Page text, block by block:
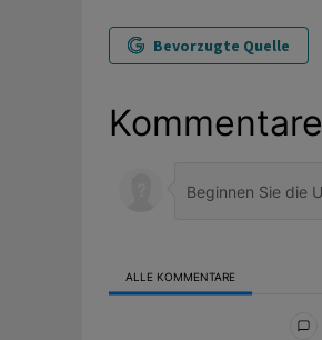
Bevorzugte Quelle
Kommentare
ALLE KOMMENTARE